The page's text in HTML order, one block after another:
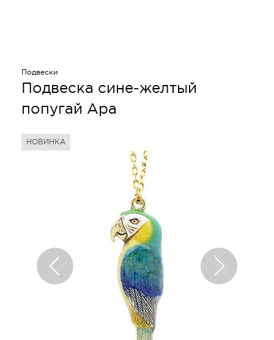
Подвески
Подвеска сине-желтый
попугай Ара
НОВИНКА